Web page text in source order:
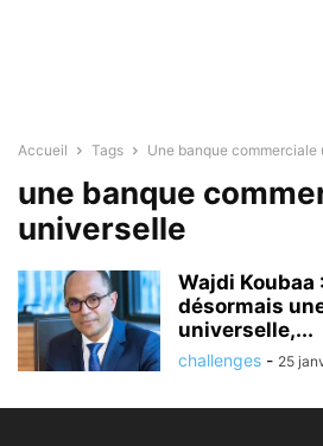
Accueil Tags Une banque commerciale
une banque
universelle
Wajdi Koubaa
désormais
universelle,...
challenges - 25